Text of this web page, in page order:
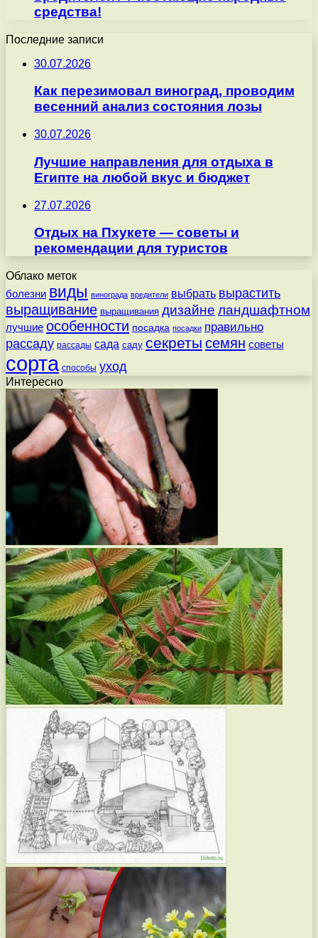
средства!
Последние записи
30.07.2026
Как перезимовал виноград, проводим
весенний анализ состояния лозы
30.07.2026
Лучшие направления для отдыха в
Египте на любой вкус и бюджет
27.07.2026
Отдых на Пхукете — советы и
рекомендации для туристов
Облако меток
болезни виды винограда вредители выбрать вырастить
выращивание выращивания дизайне ландшафтном
лучшие особенности посадка посадки правильно
рассаду рассады сада саду секреты семян советы
сорта способы уход
Интересно